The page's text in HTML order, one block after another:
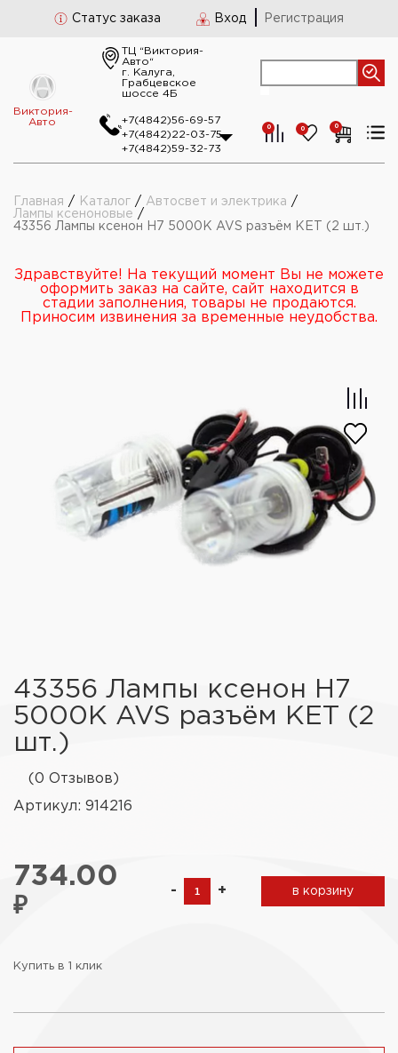
Статус заказа Вход Регистрация
Виктория-
Авто
ТЦ “Виктория-
Авто“
г. Калуга,
Грабцевское
шоссе 4Б
+7(4842)56-69-57
+7(4842)22-03-75
+7(4842)59-32-73
0 0 0
Главная / Каталог / Автосвет и электрика /
Лампы ксеноновые /
43356 Лампы ксенон H7 5000K AVS разъём KET (2 шт.)
Здравствуйте! На текущий момент Вы не можете
оформить заказ на сайте, сайт находится в
стадии заполнения, товары не продаются.
Приносим извинения за временные неудобства.
43356 Лампы ксенон H7
5000K AVS разъём KET (2
шт.)
(0 Отзывов)
Артикул: 914216
734.00
₽
- + в корзину
Купить в 1 клик